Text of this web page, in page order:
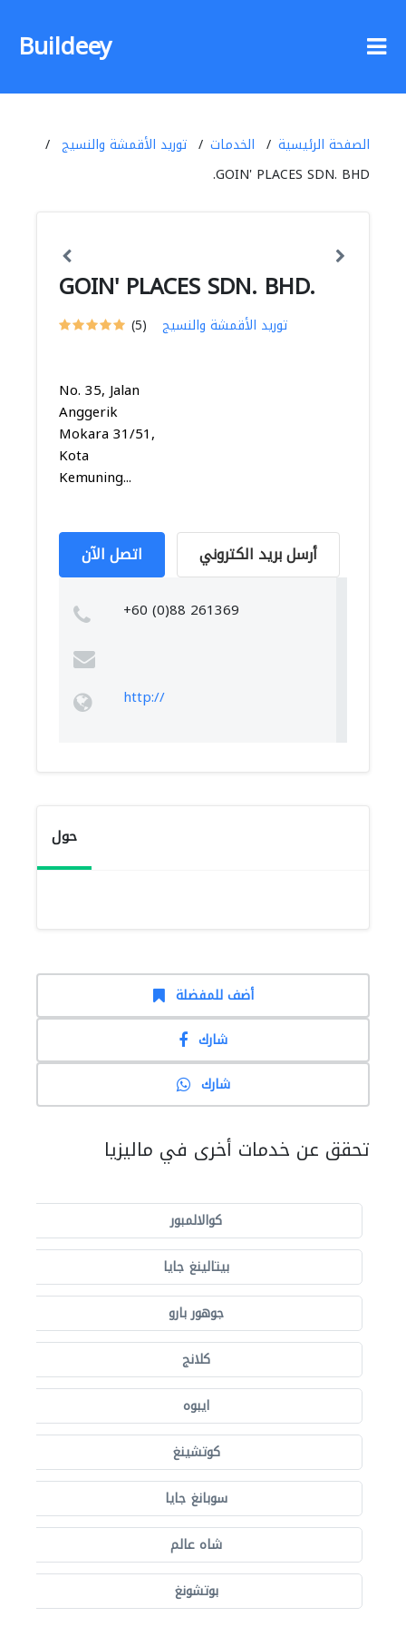
Buildeey
الصفحة الرئيسية الخدمات
توريد الأقمشة والنسيج
GOIN' PLACES SDN. BHD.
GOIN' PLACES SDN. BHD.
(5) توريد الأقمشة والنسيج
No. 35, Jalan
Anggerik
Mokara 31/51,
Kota
Kemuning...
اتصل الآن أرسل بريد الكتروني
+60 (0)88 261369
http://
حول
أضف للمفضلة
شارك
شارك
تحقق عن خدمات أخرى في ماليزيا
كوالالمبور
بيتالينغ جايا
جوهور بارو
كلانج
ايبوه
كوتشينغ
سوبانغ جايا
شاه عالم
بوتشونغ